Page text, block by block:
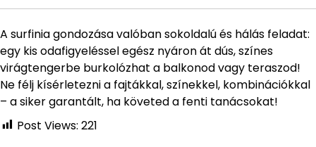
A surfinia gondozása valóban sokoldalú és hálás feladat:
egy kis odafigyeléssel egész nyáron át dús, színes
virágtengerbe burkolózhat a balkonod vagy teraszod!
Ne félj kísérletezni a fajtákkal, színekkel, kombinációkkal
– a siker garantált, ha követed a fenti tanácsokat!
Post Views: 221